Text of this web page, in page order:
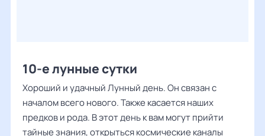
10-е лунные сутки
Хороший и удачный Лунный день. Он связан с
началом всего нового. Также касается наших
предков и рода. В этот день к вам могут прийти
тайные знания, открыться космические каналы